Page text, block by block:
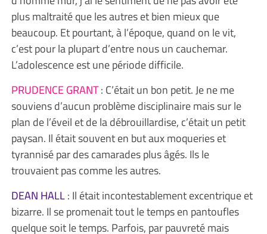
plus maltraité que les autres et bien mieux que
beaucoup. Et pourtant, à l’époque, quand on le vit,
c’est pour la plupart d’entre nous un cauchemar.
L’adolescence est une période difficile.
PRUDENCE GRANT: C’était un bon petit. Je ne me
souviens d’aucun problème disciplinaire mais sur le
plan de l’éveil et de la débrouillardise, c’était un petit
paysan. Il était souvent en but aux moqueries et
tyrannisé par des camarades plus âgés. Ils le
trouvaient pas comme les autres.
DEAN HALL: Il était incontestablement excentrique et
bizarre. Il se promenait tout le temps en pantoufles
quelque soit le temps. Parfois, par pauvreté mais